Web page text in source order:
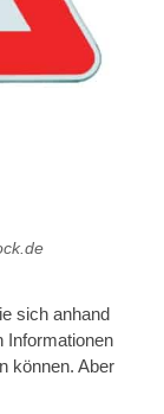
sich anhand
Informationen
können. Aber